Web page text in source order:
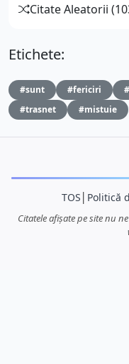
Citate Aleatorii
Etichete:
#sunt #fericiri
#trasnet
#mistuie
TOS Politică
Citatele afișate pe site nu